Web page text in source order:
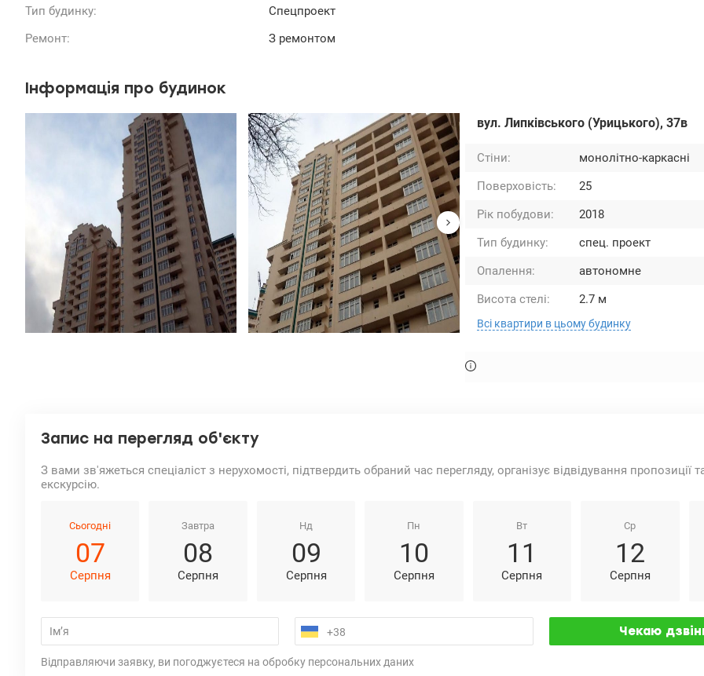
Тип будинку:
Спецпроект
Ремонт:
З ремонтом
Інформація про будинок
вул. Липківського (Урицького), 37в
Стіни:
монолітно-каркасні
Поверховість:
25
Рік побудови:
2018
Тип будинку:
спец. проект
Опалення:
автономне
Висота стелі:
2.7 м
Всі квартири в цьому будинку
Запис на перегляд об'єкту
З вами зв'яжеться спеціаліст з нерухомості, підтвердить обраний час перегляду, організує відвідування пропозиції
екскурсію.
Сьогодні
07
Серпня
Завтра
08
Серпня
Нд
09
Серпня
Пн
10
Серпня
Вт
11
Серпня
Ср
12
Серпня
Відправляючи заявку, ви погоджуєтеся на обробку персональних даних